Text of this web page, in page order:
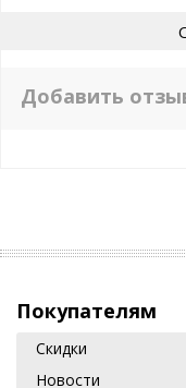
Добавить
Покупателям
Скидки
Новости